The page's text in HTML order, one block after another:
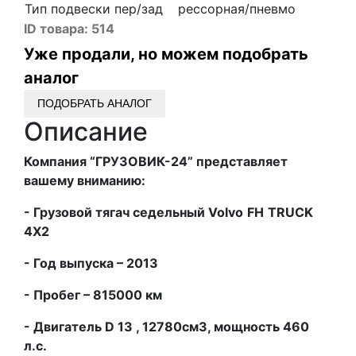
Тип подвески пер/зад
рессорная/пневмо
ID товара: 514
Уже продали, но можем подобрать
аналог
ПОДОБРАТЬ АНАЛОГ
Описание
Компания “ГРУЗОВИК-24” представляет
вашему вниманию:
- Грузовой тягач седельный Volvo FH TRUCK
4X2
- Год выпуска – 2013
- Пробег – 815000 км
- Двигатель D 13 , 12780см3, мощность 460
л.с.